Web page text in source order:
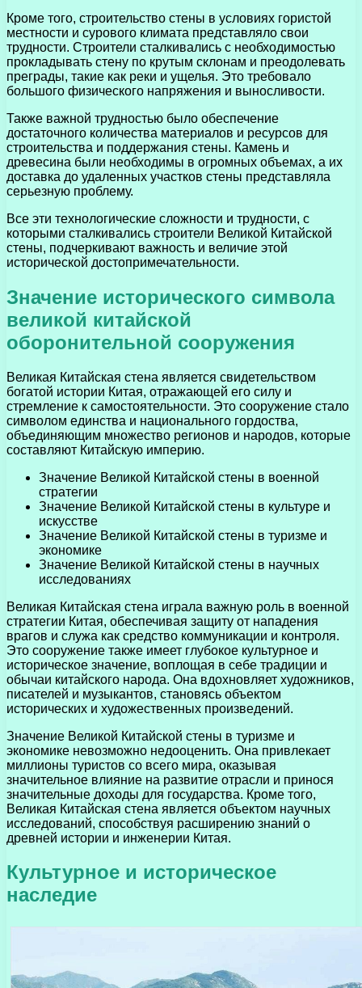
Кроме того, строительство стены в условиях гористой
местности и сурового климата представляло свои
трудности. Строители сталкивались с необходимостью
прокладывать стену по крутым склонам и преодолевать
преграды, такие как реки и ущелья. Это требовало
большого физического напряжения и выносливости.
Также важной трудностью было обеспечение
достаточного количества материалов и ресурсов для
строительства и поддержания стены. Камень и
древесина были необходимы в огромных объемах, а их
доставка до удаленных участков стены представляла
серьезную проблему.
Все эти технологические сложности и трудности, с
которыми сталкивались строители Великой Китайской
стены, подчеркивают важность и величие этой
исторической достопримечательности.
Значение исторического символа
великой китайской
оборонительной сооружения
Великая Китайская стена является свидетельством
богатой истории Китая, отражающей его силу и
стремление к самостоятельности. Это сооружение стало
символом единства и национального гордоства,
объединяющим множество регионов и народов, которые
составляют Китайскую империю.
Значение Великой Китайской стены в военной
стратегии
Значение Великой Китайской стены в культуре и
искусстве
Значение Великой Китайской стены в туризме и
экономике
Значение Великой Китайской стены в научных
исследованиях
Великая Китайская стена играла важную роль в военной
стратегии Китая, обеспечивая защиту от нападения
врагов и служа как средство коммуникации и контроля.
Это сооружение также имеет глубокое культурное и
историческое значение, воплощая в себе традиции и
обычаи китайского народа. Она вдохновляет художников,
писателей и музыкантов, становясь объектом
исторических и художественных произведений.
Значение Великой Китайской стены в туризме и
экономике невозможно недооценить. Она привлекает
миллионы туристов со всего мира, оказывая
значительное влияние на развитие отрасли и принося
значительные доходы для государства. Кроме того,
Великая Китайская стена является объектом научных
исследований, способствуя расширению знаний о
древней истории и инженерии Китая.
Культурное и историческое
наследие